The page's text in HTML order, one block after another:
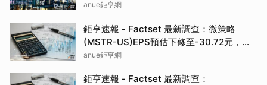
估目標價為61.72元
anue鉅亨網
鉅亨速報 - Factset 最新調查：微策略
(MSTR-US)EPS預估下修至-30.72元，預
估目標價為213.00元
anue鉅亨網
鉅亨速報 - Factset 最新調查：